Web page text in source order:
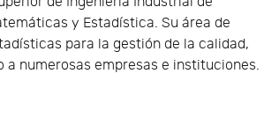
y Estadística. Su área de
para la gestión de la calidad,
a numerosas empresas e instituciones.